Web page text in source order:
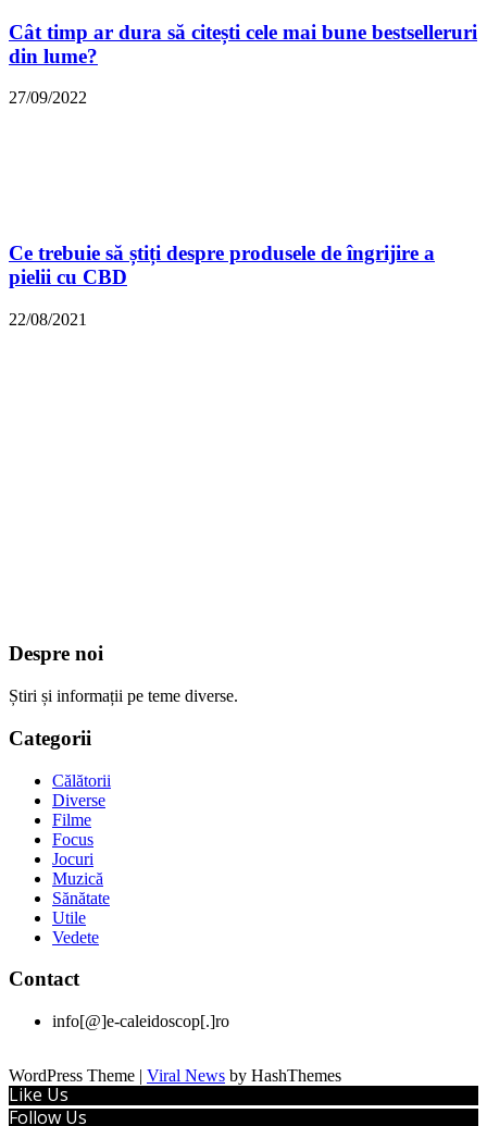
Cât timp ar dura să citești cele mai bune bestselleruri
din lume?
27/09/2022
Ce trebuie să știți despre produsele de îngrijire a
pielii cu CBD
22/08/2021
Despre noi
Știri și informații pe teme diverse.
Categorii
Călătorii
Diverse
Filme
Focus
Jocuri
Muzică
Sănătate
Utile
Vedete
Contact
info[@]e-caleidoscop[.]ro
WordPress Theme | Viral News by HashThemes
Like Us
Follow Us